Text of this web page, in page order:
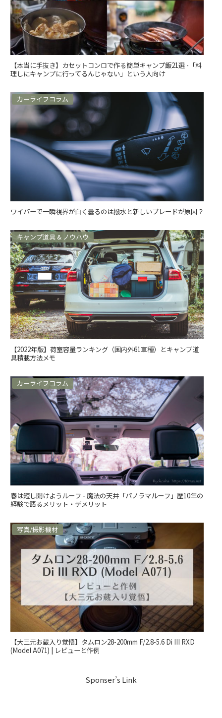
【本当に手抜き】カセットコンロで作る簡単キャンプ飯21選 -「料
理しにキャンプに行ってるんじゃない」という人向け
カーライフコラム
ワイパーで一瞬視界が白く曇るのは撥水と新しいブレードが原因？
キャンプ道具 & ノウハウ
【2022年版】荷室容量ランキング（国内外61車種）とキャンプ道
具積載方法メモ
カーライフコラム
春は短し開けようルーフ - 魔法の天井「パノラマルーフ」歴10年の
経験で語るメリット・デメリット
写真/撮影機材
【大三元お蔵入り覚悟】タムロン28-200mm F/2.8-5.6 Di III RXD
(Model A071) | レビューと作例
Sponser’s Link